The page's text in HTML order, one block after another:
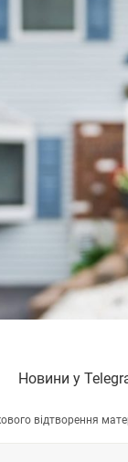
Новини у
відтворення